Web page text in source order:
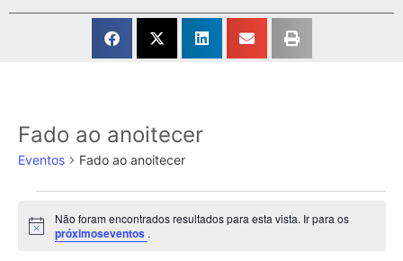
Fado ao anoitecer
Eventos Fado ao anoitecer
Aviso
Não foram encontrados resultados para esta vista. Ir para os
próximoseventos .